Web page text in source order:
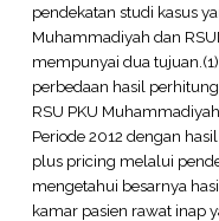
pendekatan studi kasus
Muhammadiyah dan
mempunyai dua
perbedaan hasil
RSU PKU
Periode 2012 dengan
plus pricing melalui
mengetahui besarnya
kamar pasien rawat inap